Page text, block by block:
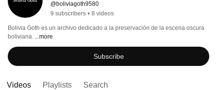
@boliviagoth9580
9 subscribers • 8 videos
Bolivia Goth es un archivo dedicado a la preservación de la escena oscura
boliviana. ...more
Subscribe
Videos Playlists Search